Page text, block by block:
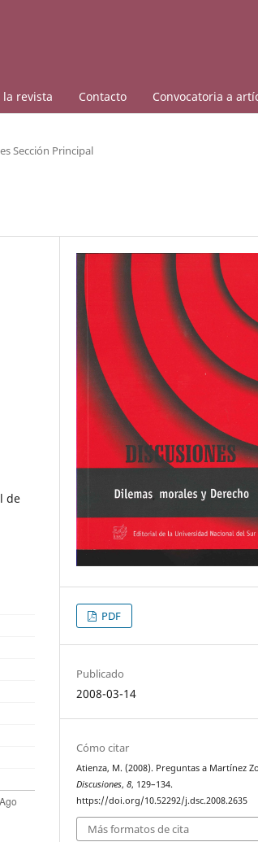
la revista Contacto Convocatoria a
Sección Principal
de
PDF
Publicado
2008-03-14
Cómo citar
Atienza, M. (2008). Preguntas a Martínez
Discusiones,8, 129–134.
https://doi.org/10.52292/j.dsc.2008.2635
Más formatos de cita